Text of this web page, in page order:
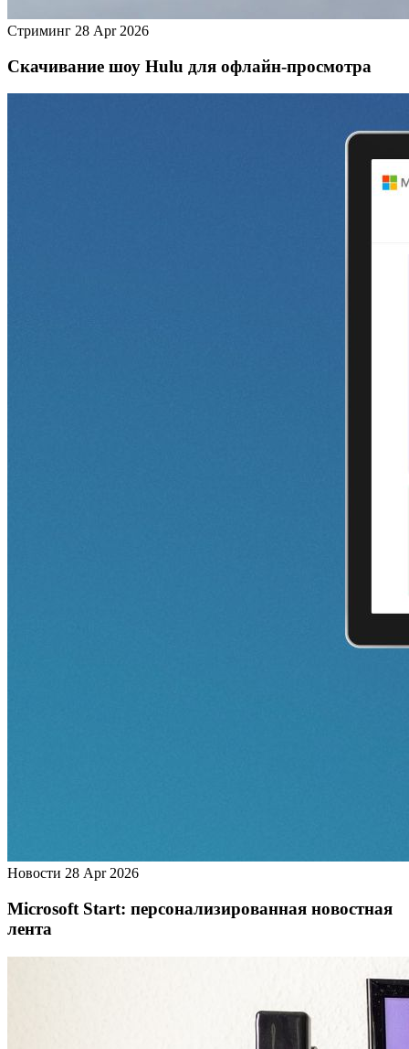
Стриминг 28 Apr 2026
Скачивание шоу Hulu для офлайн‑просмотра
Новости 28 Apr 2026
Microsoft Start: персонализированная новостная
лента